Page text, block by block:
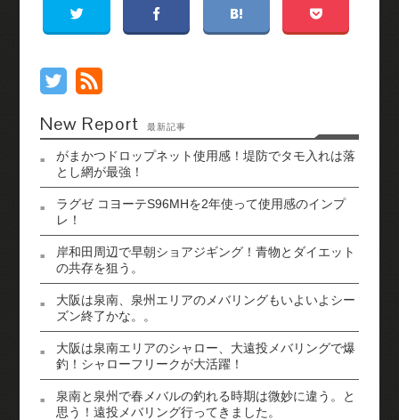
New Report 最新記事
がまかつドロップネット使用感！堤防でタモ入れは落
とし網が最強！
ラグゼ コヨーテS96MHを2年使って使用感のインプ
レ！
岸和田周辺で早朝ショアジギング！青物とダイエット
の共存を狙う。
大阪は泉南、泉州エリアのメバリングもいよいよシー
ズン終了かな。。
大阪は泉南エリアのシャロー、大遠投メバリングで爆
釣！シャローフリークが大活躍！
泉南と泉州で春メバルの釣れる時期は微妙に違う。と
思う！遠投メバリング行ってきました。